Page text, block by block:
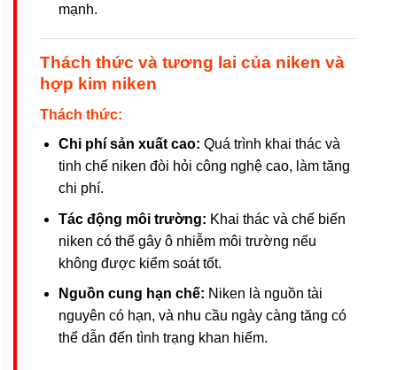
mạnh.
Thách thức và tương lai của niken và
hợp kim niken
Thách thức:
Chi phí sản xuất cao: Quá trình khai thác và
tinh chế niken đòi hỏi công nghệ cao, làm tăng
chi phí.
Tác động môi trường: Khai thác và chế biến
niken có thể gây ô nhiễm môi trường nếu
không được kiểm soát tốt.
Nguồn cung hạn chế: Niken là nguồn tài
nguyên có hạn, và nhu cầu ngày càng tăng có
thể dẫn đến tình trạng khan hiếm.